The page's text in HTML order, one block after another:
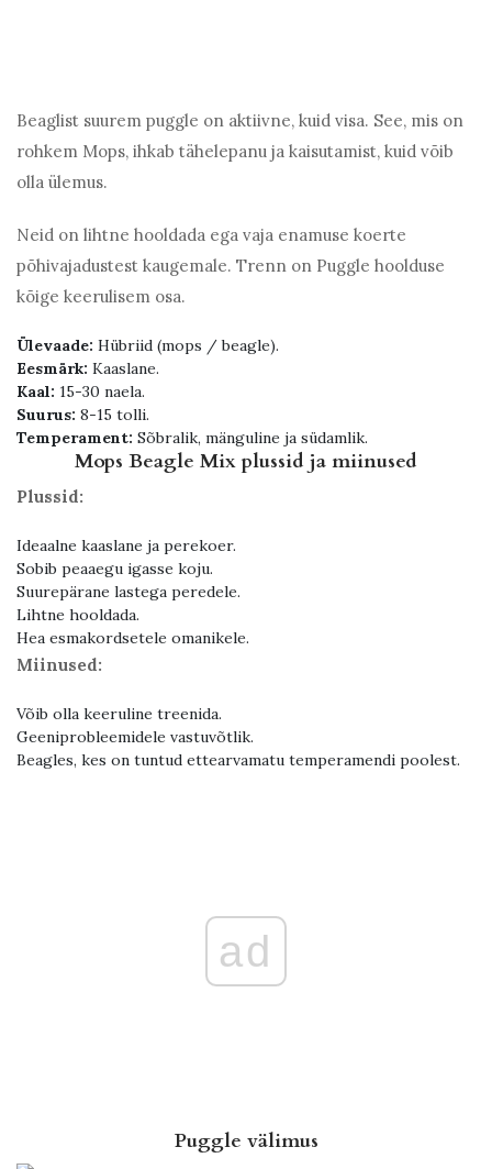
Beaglist suurem puggle on aktiivne, kuid visa. See, mis on
rohkem Mops, ihkab tähelepanu ja kaisutamist, kuid võib
olla ülemus.
Neid on lihtne hooldada ega vaja enamuse koerte
põhivajadustest kaugemale. Trenn on Puggle hoolduse
kõige keerulisem osa.
Ülevaade: Hübriid (mops / beagle).
Eesmärk: Kaaslane.
Kaal: 15-30 naela.
Suurus: 8-15 tolli.
Temperament: Sõbralik, mänguline ja südamlik.
Mops Beagle Mix plussid ja miinused
Plussid:
Ideaalne kaaslane ja perekoer.
Sobib peaaegu igasse koju.
Suurepärane lastega peredele.
Lihtne hooldada.
Hea esmakordsetele omanikele.
Miinused:
Võib olla keeruline treenida.
Geeniprobleemidele vastuvõtlik.
Beagles, kes on tuntud ettearvamatu temperamendi poolest.
ad
Puggle välimus